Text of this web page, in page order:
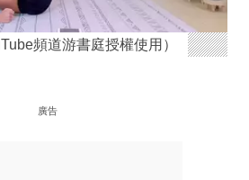
頻道游書庭授權使用）
廣告